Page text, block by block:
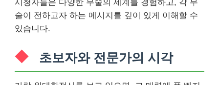
시청자들은 다양한 무술의 세계를 경험하고, 각 무
술이 전하고자 하는 메시지를 깊이 있게 이해할 수
있습니다.
초보자와 전문가의 시각